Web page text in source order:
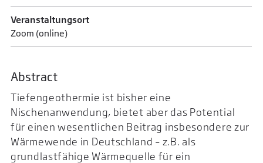
Veranstaltungsort
Zoom (online)
Abstract
Tiefengeothermie ist bisher eine
Nischenanwendung, bietet aber das Potential
für einen wesentlichen Beitrag insbesondere zur
Wärmewende in Deutschland – z.B. als
grundlastfähige Wärmequelle für ein